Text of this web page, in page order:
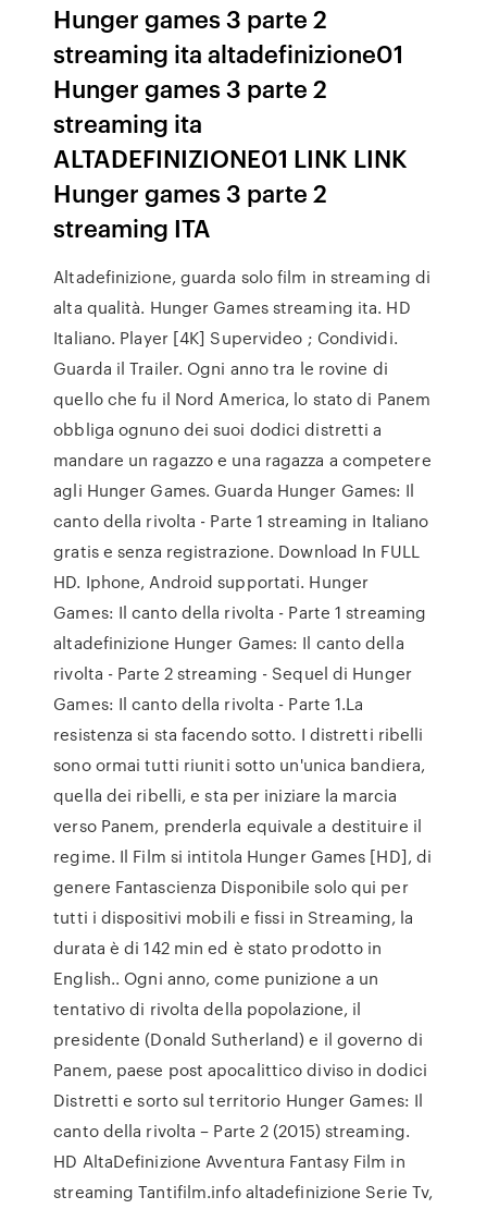
Hunger games 3 parte 2
streaming ita altadefinizione01
Hunger games 3 parte 2
streaming ita
ALTADEFINIZIONE01 LINK LINK
Hunger games 3 parte 2
streaming ITA
Altadefinizione, guarda solo film in streaming di
alta qualità. Hunger Games streaming ita. HD
Italiano. Player [4K] Supervideo ; Condividi.
Guarda il Trailer. Ogni anno tra le rovine di
quello che fu il Nord America, lo stato di Panem
obbliga ognuno dei suoi dodici distretti a
mandare un ragazzo e una ragazza a competere
agli Hunger Games. Guarda Hunger Games: Il
canto della rivolta - Parte 1 streaming in Italiano
gratis e senza registrazione. Download In FULL
HD. Iphone, Android supportati. Hunger
Games: Il canto della rivolta - Parte 1 streaming
altadefinizione Hunger Games: Il canto della
rivolta - Parte 2 streaming - Sequel di Hunger
Games: Il canto della rivolta - Parte 1.La
resistenza si sta facendo sotto. I distretti ribelli
sono ormai tutti riuniti sotto un'unica bandiera,
quella dei ribelli, e sta per iniziare la marcia
verso Panem, prenderla equivale a destituire il
regime. Il Film si intitola Hunger Games [HD], di
genere Fantascienza Disponibile solo qui per
tutti i dispositivi mobili e fissi in Streaming, la
durata è di 142 min ed è stato prodotto in
English.. Ogni anno, come punizione a un
tentativo di rivolta della popolazione, il
presidente (Donald Sutherland) e il governo di
Panem, paese post apocalittico diviso in dodici
Distretti e sorto sul territorio Hunger Games: Il
canto della rivolta – Parte 2 (2015) streaming.
HD AltaDefinizione Avventura Fantasy Film in
streaming Tantifilm.info altadefinizione Serie Tv,